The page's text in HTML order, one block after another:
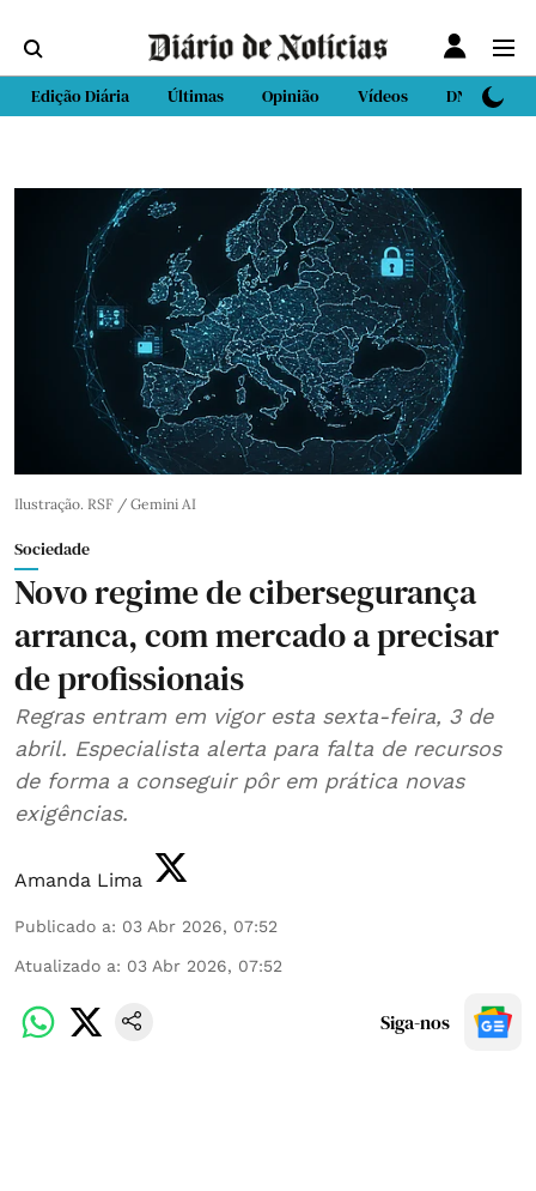
Edição Diária Últimas Opinião Vídeos DN Sport
Ilustração. RSF / Gemini AI
Sociedade
Novo regime de cibersegurança
arranca, com mercado a precisar
de profissionais
Regras entram em vigor esta sexta-feira, 3 de
abril. Especialista alerta para falta de recursos
de forma a conseguir pôr em prática novas
exigências.
Amanda Lima
Publicado a: 03 Abr 2026, 07:52
Atualizado a: 03 Abr 2026, 07:52
Siga-nos